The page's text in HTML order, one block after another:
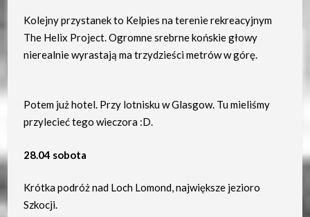
Kolejny przystanek to Kelpies na terenie rekreacyjnym
The Helix Project. Ogromne srebrne końskie głowy
nierealnie wyrastają ma trzydzieści metrów w górę.
Potem już hotel. Przy lotnisku w Glasgow. Tu mieliśmy
przylecieć tego wieczora :D.
28.04 sobota
Krótka podróż nad Loch Lomond, największe jezioro
Szkocji.